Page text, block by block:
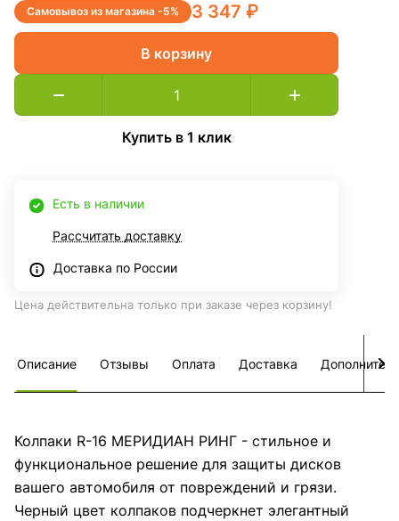
Самовывоз из магазина -5% 3 347 ₽
В корзину
Купить в 1 клик
Есть в наличии
Рассчитать доставку
Доставка по России
Цена действительна только при заказе через корзину!
Описание Отзывы Оплата Доставка
Колпаки R-16 МЕРИДИАН РИНГ - стильное и
функциональное решение для защиты дисков
вашего автомобиля от повреждений и грязи.
Черный цвет колпаков подчеркнет элегантный